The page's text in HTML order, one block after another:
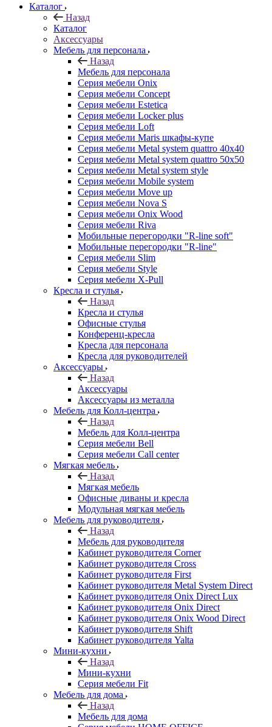
Каталог
Назад
Каталог
Аксессуары
Мебель для персонала
Назад
Мебель для персонала
Серия мебели Onix
Серия мебели Concept
Серия мебели Estetica
Серия мебели Locker plus
Серия мебели Loft
Серия мебели Maris шкафы-купе
Серия мебели Metal system quattro 40x40
Серия мебели Metal system quattro 50x50
Серия мебели Metal system style
Серия мебели Mobile system
Серия мебели Move up
Серия мебели Nova S
Серия мебели Onix Wood
Серия мебели Riva
Мобильные перегородки "R-line soft"
Мобильные перегородки "R-line"
Серия мебели Slim
Серия мебели Style
Серия мебели X-Pull
Кресла и стулья
Назад
Кресла и стулья
Офисные стулья
Конференц-кресла
Кресла для персонала
Кресла для руководителей
Аксессуары
Назад
Аксессуары
Аксессуары из металла
Мебель для Колл-центра
Назад
Мебель для Колл-центра
Серия мебели Bell
Серия мебели Call center
Мягкая мебель
Назад
Мягкая мебель
Офисные диваны и кресла
Модульная мягкая мебель
Мебель для руководителя
Назад
Мебель для руководителя
Кабинет руководителя Corner
Кабинет руководителя Cross
Кабинет руководителя First
Кабинет руководителя Metal System Direct
Кабинет руководителя Onix Direct Lux
Кабинет руководителя Onix Direct
Кабинет руководителя Onix Wood Direct
Кабинет руководителя Shift
Кабинет руководителя Yalta
Мини-кухни
Назад
Мини-кухни
Серия мебели Fit
Мебель для дома
Назад
Мебель для дома